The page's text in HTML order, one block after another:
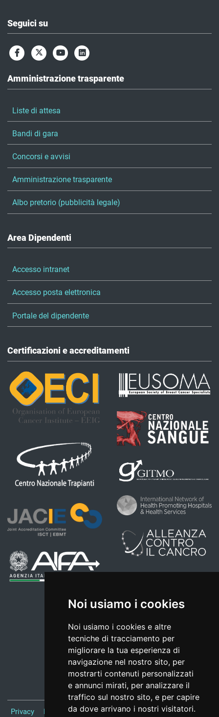
Noi usiamo i cookies
Noi usiamo i cookies e altre
tecniche di tracciamento per
migliorare la tua esperienza di
navigazione nel nostro sito, per
mostrarti contenuti personalizzati
e annunci mirati, per analizzare il
traffico sul nostro sito, e per capire
da dove arrivano i nostri visitatori.
Seguici su
Amministrazione trasparente
Liste di attesa
Bandi di gara
Concorsi e avvisi
Amministrazione trasparente
Albo pretorio (pubblicità legale)
Area Dipendenti
Accesso intranet
Accesso posta elettronica
Portale del dipendente
Certificazioni e accreditamenti
Privacy Note Legali Responsabile del sito Credits